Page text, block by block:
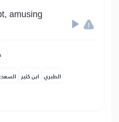
amusing
ابن كثير الطبري